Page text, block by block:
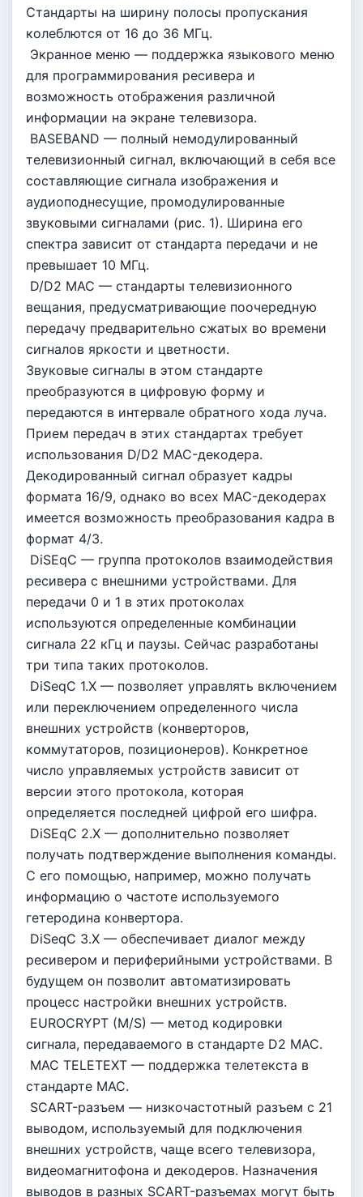
Стандарты на ширину полосы пропускания
колеблются от 16 до 36 МГц.
Экранное меню — поддержка языкового меню
для программирования ресивера и
возможность отображения различной
информации на экране телевизора.
BASEBAND — полный немодулированный
телевизионный сигнал, включающий в себя все
составляющие сигнала изображения и
аудиоподнесущие, промодулированные
звуковыми сигналами (рис. 1). Ширина его
спектра зависит от стандарта передачи и не
превышает 10 МГц.
D/D2 MAC — стандарты телевизионного
вещания, предусматривающие поочередную
передачу предварительно сжатых во времени
сигналов яркости и цветности.
Звуковые сигналы в этом стандарте
преобразуются в цифровую форму и
передаются в интервале обратного хода луча.
Прием передач в этих стандартах требует
использования D/D2 MAC-декодера.
Декодированный сигнал образует кадры
формата 16/9, однако во всех MAC-декодерах
имеется возможность преобразования кадра в
формат 4/3.
DiSEqC — группа протоколов взаимодействия
ресивера с внешними устройствами. Для
передачи 0 и 1 в этих протоколах
используются определенные комбинации
сигнала 22 кГц и паузы. Сейчас разработаны
три типа таких протоколов.
DiSeqC 1.X — позволяет управлять включением
или переключением определенного числа
внешних устройств (конверторов,
коммутаторов, позиционеров). Конкретное
число управляемых устройств зависит от
версии этого протокола, которая
определяется последней цифрой его шифра.
DiSEqC 2.X — дополнительно позволяет
получать подтверждение выполнения команды.
С его помощью, например, можно получать
информацию о частоте используемого
гетеродина конвертора.
DiSeqC 3.X — обеспечивает диалог между
ресивером и периферийными устройствами. В
будущем он позволит автоматизировать
процесс настройки внешних устройств.
EUROCRYPT (M/S) — метод кодировки
сигнала, передаваемого в стандарте D2 MAC.
MAC TELETEXT — поддержка телетекста в
стандарте MAC.
SCART-разъем — низкочастотный разъем с 21
выводом, используемый для подключения
внешних устройств, чаще всего телевизора,
видеомагнитофона и декодеров. Назначения
выводов в разных SCART-разъемах могут быть